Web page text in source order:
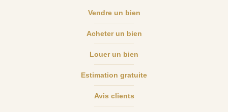
Vendre un bien
Acheter un bien
Louer un bien
Estimation gratuite
Avis clients